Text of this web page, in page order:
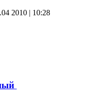
2010 | 10:28